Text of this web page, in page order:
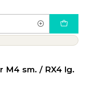
M4 sm. / RX4 lg.